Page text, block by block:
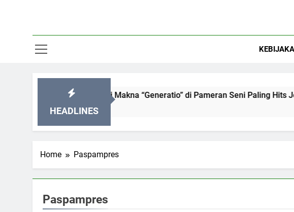
HEADLINES
2026: Menyelami Makna “Generatio” di Pameran Seni Paling Hits Jogja
Home Paspampres
Paspampres